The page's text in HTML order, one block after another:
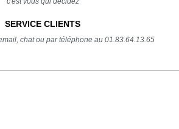
SERVICE CLIENTS
chat ou par téléphone au 01.83.64.13.65